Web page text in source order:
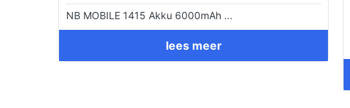
NB MOBILE 1415 Akku 6000mAh ...
lees meer